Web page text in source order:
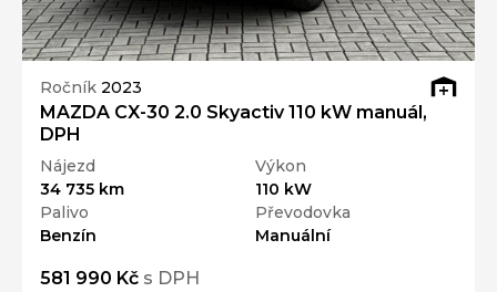
Ročník 2023
MAZDA CX-30 2.0 Skyactiv 110 kW manuál,
DPH
Nájezd
34 735 km
Výkon
110 kW
Palivo
Benzín
Převodovka
Manuální
581 990 Kč s DPH